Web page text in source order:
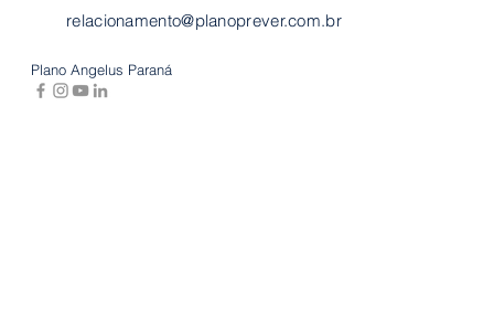
relacionamento@planoprever.com.br
Plano Angelus Paraná